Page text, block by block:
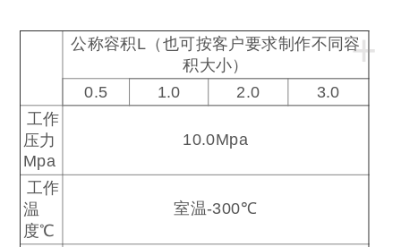
+
公称容积L （也可按客户要求制作不同容
积大小）
0.5
1.0 2.0
3.0
工作
压力
Mpa
10.0Mpa
工作
温
度℃
室温-300℃